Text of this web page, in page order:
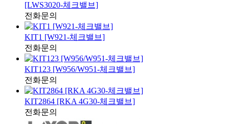
[LWS3020-체크밸브]
전화문의
KIT1 [W921-체크밸브]
전화문의
KIT123 [W956/W951-체크밸브]
전화문의
KIT2864 [RKA 4G30-체크밸브]
전화문의